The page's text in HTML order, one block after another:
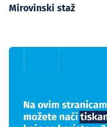
Mirovinski staž